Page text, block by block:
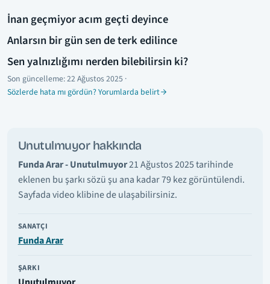
İnan geçmiyor acım geçti deyince
Anlarsın bir gün sen de terk edilince
Sen yalnızlığımı nerden bilebilirsin ki?
Son güncelleme:22 Ağustos 2025 ·
Sözlerde hata mı gördün? Yorumlarda belirt
Unutulmuyor hakkında
Funda Arar - Unutulmuyor21 Ağustos 2025 tarihinde
eklenen bu şarkı sözü şu ana kadar 79 kez görüntülendi.
Sayfada video klibine de ulaşabilirsiniz.
SANATÇI
Funda Arar
ŞARKI